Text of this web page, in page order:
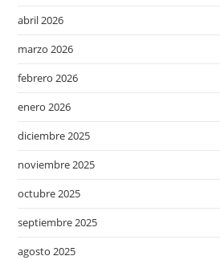
abril 2026
marzo 2026
febrero 2026
enero 2026
diciembre 2025
noviembre 2025
octubre 2025
septiembre 2025
agosto 2025